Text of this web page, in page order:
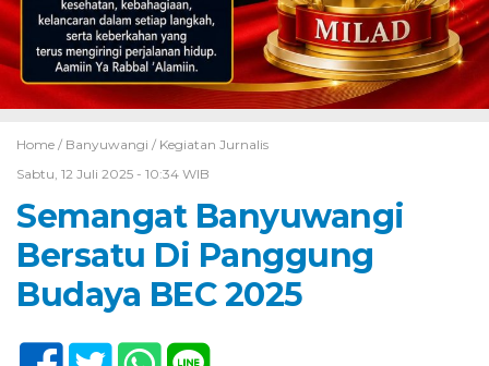
Home / Banyuwangi / Kegiatan Jurnalis
Sabtu, 12 Juli 2025 - 10:34 WIB
Semangat Banyuwangi
Bersatu Di Panggung
Budaya BEC 2025